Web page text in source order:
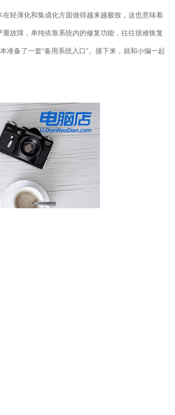
轻薄化和集成化方面做得越来越极致，这也意味着
故障，单纯依靠系统内的修复功能，往往很难恢复
准备了一套“备用系统入口”。接下来，就和小编一起